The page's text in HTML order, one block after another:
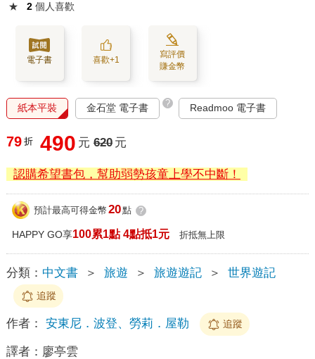
★ 2 個人喜歡
電子書 喜歡+1
寫評價
賺金幣
紙本平裝 金石堂 電子書 ? Readmoo 電子書
79 折 490 元 620 元
認購希望書包，幫助弱勢孩童上學不中斷！
預計最高可得金幣 20點 ?
HAPPY GO享100累1點 4點抵1元 折抵無上限
分類： 中文書 ＞ 旅遊 ＞ 旅遊遊記 ＞ 世界遊記
追蹤
作者： 安東尼．波登、勞莉．屋勒 追蹤
譯者： 廖亭雲